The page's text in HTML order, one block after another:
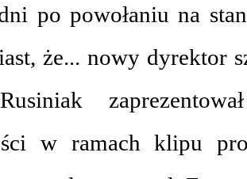
po powołaniu na
że... nowy dyrektor
w ramach klipu